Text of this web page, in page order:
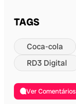
TAGS
Coca-cola
RD3 Digital
Ver Comentários